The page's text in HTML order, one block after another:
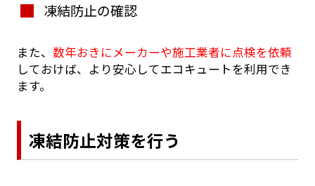
凍結防止の確認
また、 数年おきにメーカーや施工業者に点検を依頼
しておけば、より安心してエコキュートを利用でき
ます。
凍結防止対策を行う